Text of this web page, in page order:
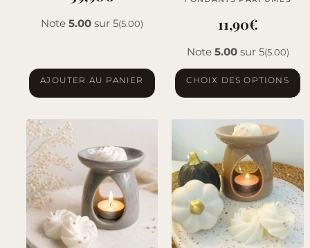
Note 5.00sur 5(5.00)
AJOUTER AU PANIER
11,90€
Note 5.00sur 5(5.00)
CHOIX DES OPTIONS
Ce
plusieurs
variations.
Les
options
peuvent
être
choisies